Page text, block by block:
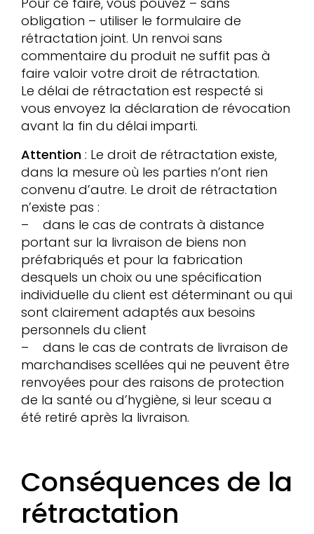
obligation – utiliser le formulaire de
rétractation joint. Un renvoi sans
commentaire du produit ne suffit pas à
faire valoir votre droit de rétractation.
Le délai de rétractation est respecté si
vous envoyez la déclaration de révocation
avant la fin du délai imparti.
Attention : Le droit de rétractation existe,
dans la mesure où les parties n’ont rien
convenu d’autre. Le droit de rétractation
n’existe pas :
– dans le cas de contrats à distance
portant sur la livraison de biens non
préfabriqués et pour la fabrication
desquels un choix ou une spécification
individuelle du client est déterminant ou qui
sont clairement adaptés aux besoins
personnels du client
– dans le cas de contrats de livraison de
marchandises scellées qui ne peuvent être
renvoyées pour des raisons de protection
de la santé ou d’hygiène, si leur sceau a
été retiré après la livraison.
Conséquences de la
rétractation